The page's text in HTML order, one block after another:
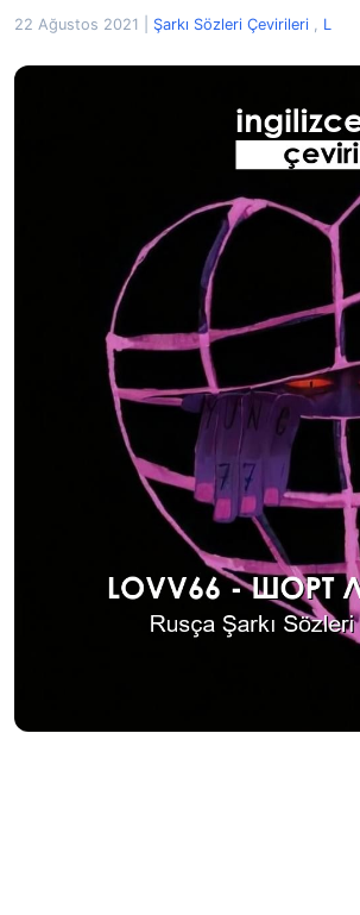
22 Ağustos 2021 Şarkı Sözleri Çevirileri , L